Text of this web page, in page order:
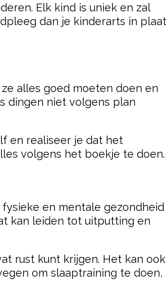
Elk kind is uniek en zal
dan je kinderarts in
alles goed moeten doen en
dingen niet volgens plan
en realiseer je dat het
volgens het boekje te doen.
en mentale gezondheid
kan leiden tot uitputting en
rust kunt krijgen. Het kan ook
om slaaptraining te doen,